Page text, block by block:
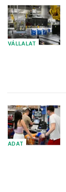
VÁLLALAT
ADAT